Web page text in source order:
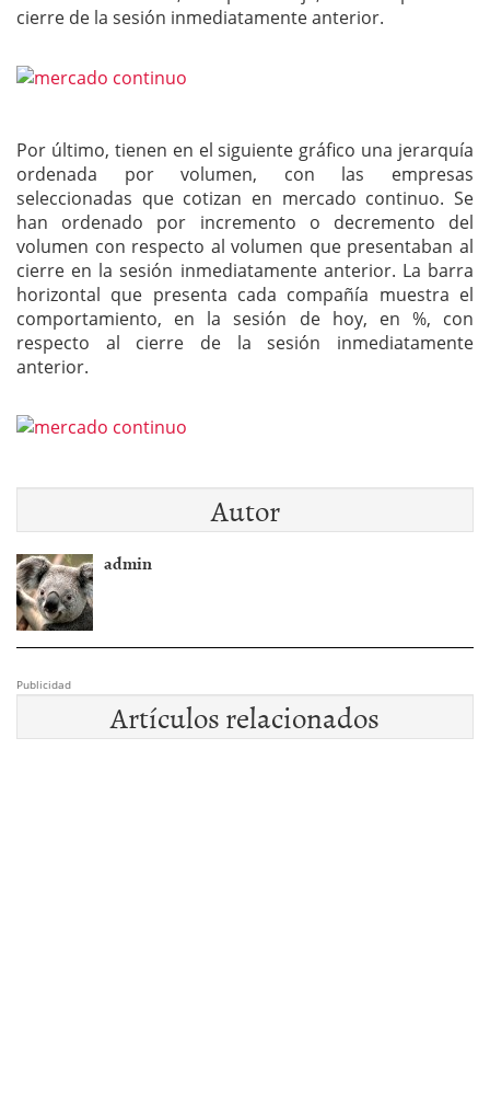
cierre de la sesión inmediatamente anterior.
Por último, tienen en el siguiente gráfico una jerarquía
ordenada por volumen, con las empresas
seleccionadas que cotizan en mercado continuo. Se
han ordenado por incremento o decremento del
volumen con respecto al volumen que presentaban al
cierre en la sesión inmediatamente anterior. La barra
horizontal que presenta cada compañía muestra el
comportamiento, en la sesión de hoy, en %, con
respecto al cierre de la sesión inmediatamente
anterior.
Autor
admin
Publicidad
Artículos relacionados